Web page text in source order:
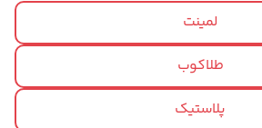
لمینت
طلاکوب
پلاستیک